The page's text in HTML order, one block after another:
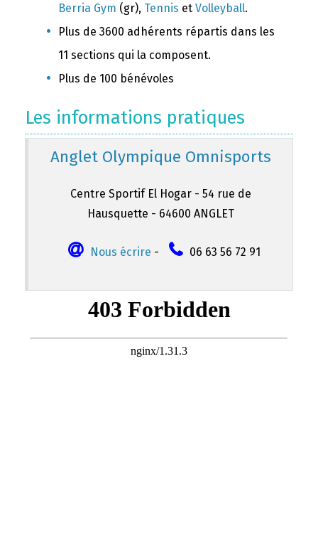
Berria Gym (gr), Tennis et Volleyball.
Plus de 3600 adhérents répartis dans les
11 sections qui la composent.
Plus de 100 bénévoles
Les informations pratiques
Anglet Olympique Omnisports
Centre Sportif El Hogar - 54 rue de
Hausquette - 64600 ANGLET
Nous écrire - 06 63 56 72 91